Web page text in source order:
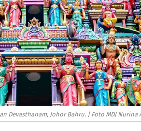
Devasthanam, Johor Bahru. | Foto MDJ Nurina